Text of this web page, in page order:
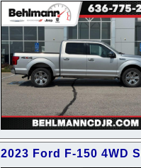
2023 Ford F-150 4WD